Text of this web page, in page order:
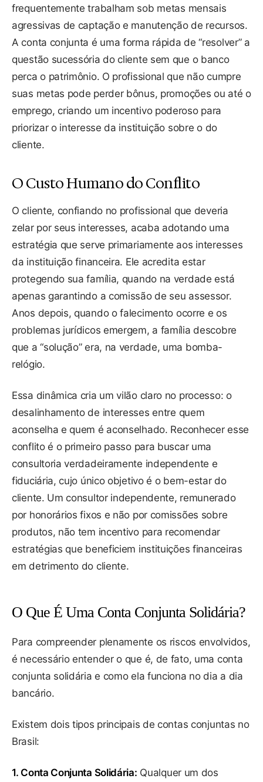
frequentemente trabalham sob metas mensais
agressivas de captação e manutenção de recursos.
A conta conjunta é uma forma rápida de “resolver” a
questão sucessória do cliente sem que o banco
perca o patrimônio. O profissional que não cumpre
suas metas pode perder bônus, promoções ou até o
emprego, criando um incentivo poderoso para
priorizar o interesse da instituição sobre o do
cliente.
O Custo Humano do Conflito
O cliente, confiando no profissional que deveria
zelar por seus interesses, acaba adotando uma
estratégia que serve primariamente aos interesses
da instituição financeira. Ele acredita estar
protegendo sua família, quando na verdade está
apenas garantindo a comissão de seu assessor.
Anos depois, quando o falecimento ocorre e os
problemas jurídicos emergem, a família descobre
que a “solução” era, na verdade, uma bomba-
relógio.
Essa dinâmica cria um vilão claro no processo: o
desalinhamento de interesses entre quem
aconselha e quem é aconselhado. Reconhecer esse
conflito é o primeiro passo para buscar uma
consultoria verdadeiramente independente e
fiduciária, cujo único objetivo é o bem-estar do
cliente. Um consultor independente, remunerado
por honorários fixos e não por comissões sobre
produtos, não tem incentivo para recomendar
estratégias que beneficiem instituições financeiras
em detrimento do cliente.
O Que É Uma Conta Conjunta Solidária?
Para compreender plenamente os riscos envolvidos,
é necessário entender o que é, de fato, uma conta
conjunta solidária e como ela funciona no dia a dia
bancário.
Existem dois tipos principais de contas conjuntas no
Brasil:
1. Conta Conjunta Solidária: Qualquer um dos